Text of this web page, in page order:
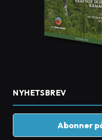
NYHETSBREV
Abonner